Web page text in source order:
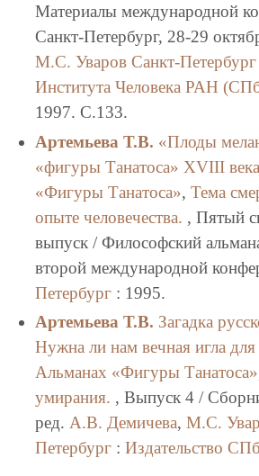
Материалы международной
Санкт-Петербург, 28-29
М.С. Уваров Санкт-Петербург
Института Человека РАН
1997. C.133.
Артемьева Т.В. «Плоды
«фигуры Танатоса» XVIII века
«Фигуры Танатоса», Тема
опыте человечества. , Пятый
выпуск / Философский
второй международной
Петербург: 1995.
Артемьева Т.В. Загадка
Нужна ли нам вечная игла
Альманах «Фигуры Танатоса»
умирания. , Выпуск 4 /
ред. А.В. Демичева, М.С.
Петербург: Издательство